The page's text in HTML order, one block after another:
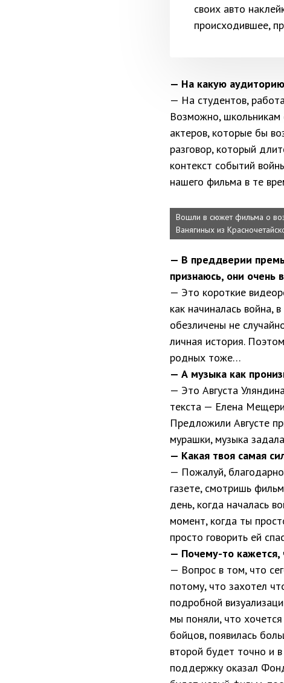
своих авто
происходившее,
— На какую
— На студентов,
Возможно, школьникам
актеров, которые бы
разговор, который
контекст событий
нашего фильма в те
Вошли в сюжет фильма о
Ванягиных из
— В преддверии
признаюсь, они очень
— Это короткие
как начиналась война,
обезличены не
личная история.
родных тоже…
— А музыка как
— Это Августа
текста — Елена
Предложили Августе
мурашки, музыка
— Какая твоя самая
— Пожалуй,
газете, смотришь
день, когда началась
момент, когда ты
просто говорить ей
— Почему-то
— Вопрос в том, что
потому, что захотел
подробной
мы поняли, что
бойцов, появилась
второй будет точно и
поддержку оказал